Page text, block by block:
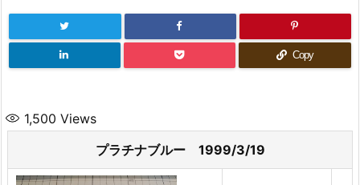
Copy
1,500 Views
プラチナブルー 1999/3/19